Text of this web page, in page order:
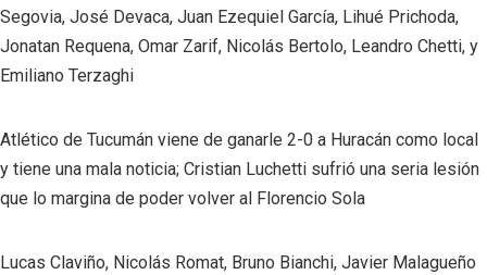
Segovia, José Devaca, Juan Ezequiel García, Lihué Prichoda,
Jonatan Requena, Omar Zarif, Nicolás Bertolo, Leandro Chetti, y
Emiliano Terzaghi
Atlético de Tucumán viene de ganarle 2-0 a Huracán como local
y tiene una mala noticia; Cristian Luchetti sufrió una seria lesión
que lo margina de poder volver al Florencio Sola
Lucas Claviño, Nicolás Romat, Bruno Bianchi, Javier Malagueño